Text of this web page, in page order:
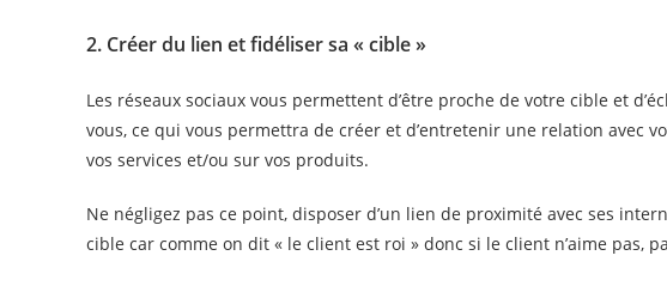
2. Créer du lien et fidéliser sa « cible »
Les réseaux sociaux vous permettent d’être proche de votre cible et
vous, ce qui vous permettra de créer et d’entretenir une relation avec
vos services et/ou sur vos produits.
Ne négligez pas ce point, disposer d’un lien de proximité avec ses
cible car comme on dit « le client est roi » donc si le client n’aime pas,